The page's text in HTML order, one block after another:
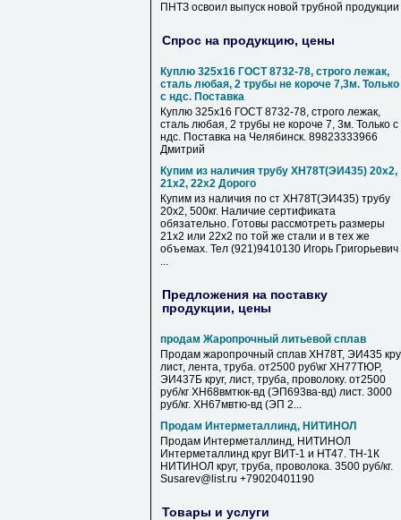
ПНТЗ освоил выпуск новой трубной продукции
Спрос на продукцию, цены
Куплю 325х16 ГОСТ 8732-78, строго лежак,
сталь любая, 2 трубы не короче 7,3м. Только
с ндс. Поставка
Куплю 325х16 ГОСТ 8732-78, строго лежак,
сталь любая, 2 трубы не короче 7, 3м. Только с
ндс. Поставка на Челябинск. 89823333966
Дмитрий
Купим из наличия трубу ХН78Т(ЭИ435) 20х2,
21х2, 22х2 Дорого
Купим из наличия по ст ХН78Т(ЭИ435) трубу
20х2, 500кг. Наличие сертификата
обязательно. Готовы рассмотреть размеры
21х2 или 22х2 по той же стали и в тех же
объемах. Тел (921)9410130 Игорь Григорьевич
...
Предложения на поставку
продукции, цены
продам Жаропрочный литьевой сплав
Продам жаропрочный сплав ХН78Т, ЭИ435
лист, лента, труба. от2500 руб\кг ХН77ТЮР,
ЭИ437Б круг, лист, труба, проволоку. от2500
руб/кг ХН68вмтюк-вд (ЭП693ва-вд) лист. 3000
руб/кг. ХН67мвтю-вд (ЭП 2...
Продам Интерметаллинд, НИТИНОЛ
Продам Интерметаллинд, НИТИНОЛ
Интерметаллинд круг ВИТ-1 и НТ47. ТН-1К
НИТИНОЛ круг, труба, проволока. 3500 руб/кг.
Susarev@list.ru +79020401190
Товары и услуги